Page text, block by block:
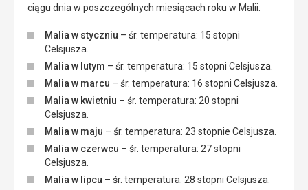
ciągu dnia w poszczególnych miesiącach roku w Malii:
Malia w styczniu – śr. temperatura: 15 stopni
Celsjusza.
Malia w lutym – śr. temperatura: 15 stopni Celsjusza.
Malia w marcu – śr. temperatura: 16 stopni Celsjusza.
Malia w kwietniu – śr. temperatura: 20 stopni
Celsjusza.
Malia w maju – śr. temperatura: 23 stopnie Celsjusza.
Malia w czerwcu – śr. temperatura: 27 stopni
Celsjusza.
Malia w lipcu – śr. temperatura: 28 stopni Celsjusza.